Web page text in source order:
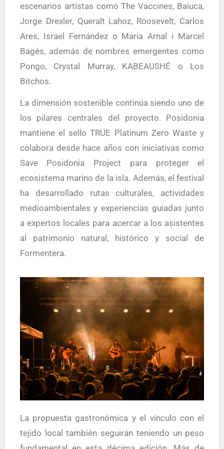
escenarios artistas como The Vaccines, Baiuca,
Jorge Drexler, Queralt Lahoz, Roosevelt, Carlos
Ares, Israel Fernández o Maria Arnal i Marcel
Bagés, además de nombres emergentes como
Pongo, Crystal Murray, KABEAUSHÉ o Los
Bitchos.
La dimensión sostenible continúa siendo uno de
los pilares centrales del proyecto. Posidonia
mantiene el sello TRUE Platinum Zero Waste y
colabora desde hace años con iniciativas como
Save Posidonia Project para proteger el
ecosistema marino de la isla. Además, el festival
ha desarrollado rutas culturales, actividades
medioambientales y experiencias guiadas junto
a expertos locales para acercar a los asistentes
al patrimonio natural, histórico y social de
Formentera.
La propuesta gastronómica y el vínculo con el
tejido local también seguirán teniendo un peso